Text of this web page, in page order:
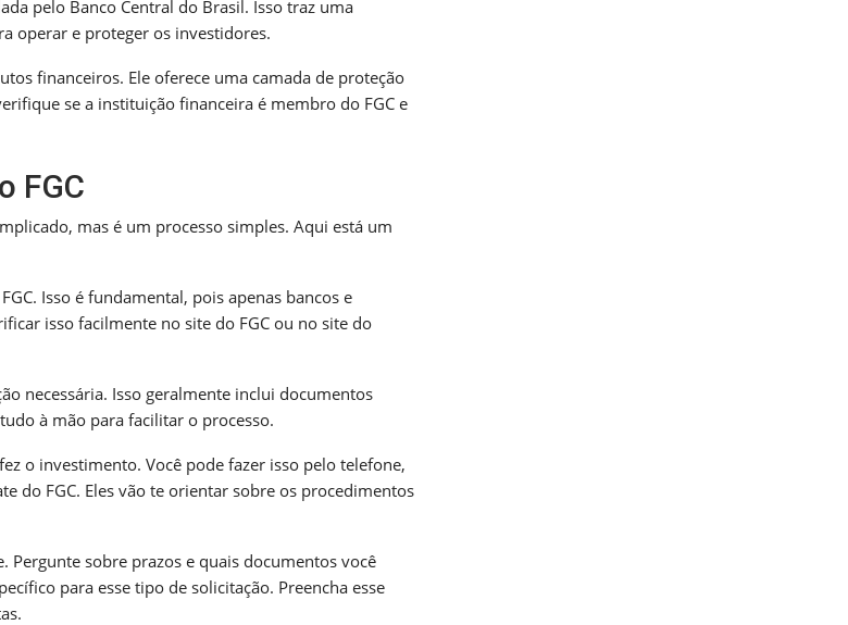
pelo Banco Central do Brasil. Isso traz uma
operar e proteger os investidores.
financeiros. Ele oferece uma camada de proteção
se a instituição financeira é membro do FGC e
FGC
mas é um processo simples. Aqui está um
Isso é fundamental, pois apenas bancos e
isso facilmente no site do FGC ou no site do
necessária. Isso geralmente inclui documentos
à mão para facilitar o processo.
o investimento. Você pode fazer isso pelo telefone,
do FGC. Eles vão te orientar sobre os procedimentos
Pergunte sobre prazos e quais documentos você
para esse tipo de solicitação. Preencha esse